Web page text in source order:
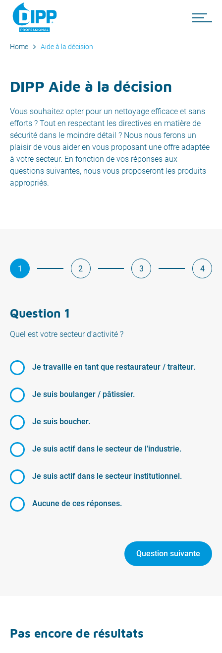
Home Aide à la décision
DIPP Aide à la décision
Vous souhaitez opter pour un nettoyage efficace et sans
efforts ? Tout en respectant les directives en matière de
sécurité dans le moindre détail ? Nous nous ferons un
plaisir de vous aider en vous proposant une offre adaptée
à votre secteur. En fonction de vos réponses aux
questions suivantes, nous vous proposeront les produits
appropriés.
1 2 3 4
Question 1
Quel est votre secteur d’activité ?
Je travaille en tant que restaurateur / traiteur.
Je suis boulanger / pâtissier.
Je suis boucher.
Je suis actif dans le secteur de l’industrie.
Je suis actif dans le secteur institutionnel.
Aucune de ces réponses.
Question suivante
Pas encore de résultats